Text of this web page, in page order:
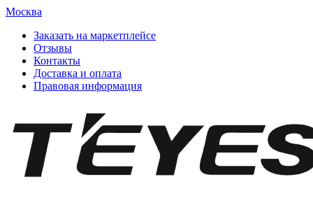
Москва
Заказать на маркетплейсе
Отзывы
Контакты
Доставка и оплата
Правовая информация